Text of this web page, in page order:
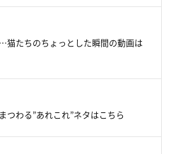
がわかります。これからも飼い主
していってほしいですね。
やんのかポーズ」をする元保護
猫たちのちょっとした瞬間の動画は
つわる”あれこれ”ネタはこちら